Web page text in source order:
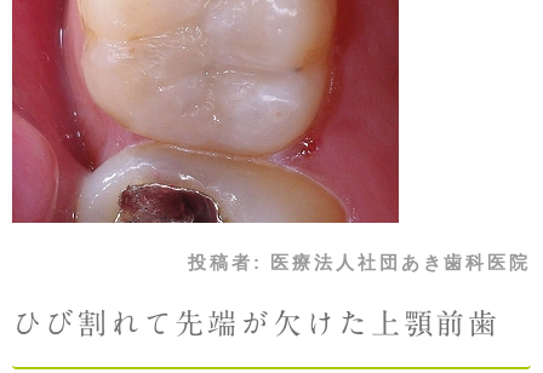
投稿者: 医療法人社団あき歯科医院
ひび割れて先端が欠けた上顎前歯